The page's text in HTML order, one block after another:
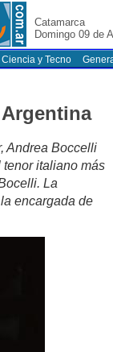
Catamarca
Domingo 09 de
Ciencia y Tecno
Andrea Boccelli
tenor italiano más
La
encargada de